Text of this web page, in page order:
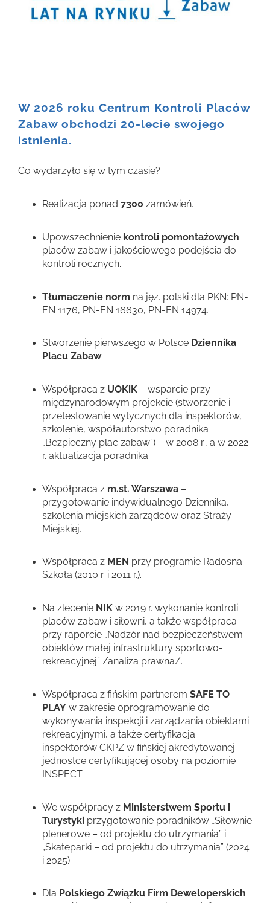
W 2026 roku Centrum Kontroli Placów
Zabaw obchodzi 20-lecie swojego
istnienia.
Co wydarzyło się w tym czasie?
Realizacja ponad 7300 zamówień.
Upowszechnienie kontroli pomontażowych
placów zabaw i jakościowego podejścia do
kontroli rocznych.
Tłumaczenie norm na jęz. polski dla PKN: PN-
EN 1176, PN-EN 16630, PN-EN 14974.
Stworzenie pierwszego w Polsce Dziennika
Placu Zabaw.
Współpraca z UOKiK– wsparcie przy
międzynarodowym projekcie (stworzenie i
przetestowanie wytycznych dla inspektorów,
szkolenie, współautorstwo poradnika
„Bezpieczny plac zabaw”) – w 2008 r., a w 2022
r. aktualizacja poradnika.
Współpraca z m.st. Warszawa –
przygotowanie indywidualnego Dziennika,
szkolenia miejskich zarządców oraz Straży
Miejskiej.
Współpraca z MEN przy programie Radosna
Szkoła (2010 r. i 2011 r.).
Na zlecenie NIKw 2019 r. wykonanie kontroli
placów zabaw i siłowni, a także współpraca
przy raporcie „Nadzór nad bezpieczeństwem
obiektów małej infrastruktury sportowo-
rekreacyjnej” /analiza prawna/.
Współpraca z fińskim partnerem SAFE TO
PLAYw zakresie oprogramowanie do
wykonywania inspekcji i zarządzania obiektami
rekreacyjnymi, a także certyfikacja
inspektorów CKPZ w fińskiej akredytowanej
jednostce certyfikującej osoby na poziomie
INSPECT.
We współpracy z Ministerstwem Sportu i
Turystyki przygotowanie poradników „Siłownie
plenerowe – od projektu do utrzymania” i
„Skateparki – od projektu do utrzymania” (2024
i 2025).
Dla Polskiego Związku Firm Deweloperskich